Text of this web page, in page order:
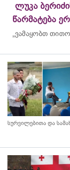
ლუკა
წარმატება
„ვამაყობთ
სურვილებითა და